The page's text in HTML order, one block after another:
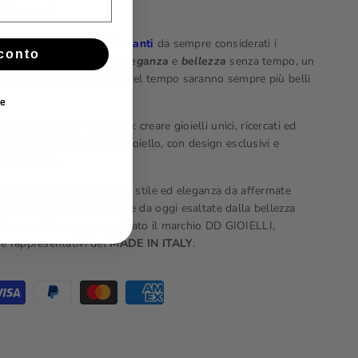
a chi li indossa, idiamanti da sempre considerati i
sinonimi di
classe eleganza e bellezza senza tempo, un
anzi con il passare del tempo saranno sempre più belli
un’unica grande passione: creare gioielli unici, ricercati ed
unica del gioiello, con design esclusivi e
interpretate con stile ed eleganza da affermate
e dello spettacolo, e da oggi esaltate dalla bellezza
, hanno consolidato il marchio DD GIOIELLI,
rappresentativi delMADE IN ITALY.